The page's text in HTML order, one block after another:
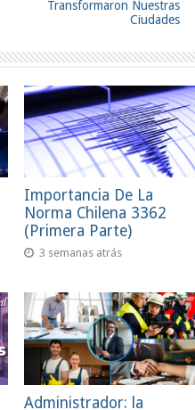
Transformaron Nuestras
Ciudades
Importancia De La
Norma Chilena 3362
(Primera Parte)
3 semanas atrás
Administrador: la